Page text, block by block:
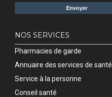
NOS SERVICES
Pharmacies de garde
Annuaire des services de santé
Service à la personne
Conseil santé